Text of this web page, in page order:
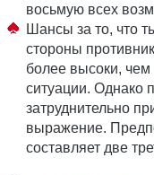
восьмую всех
Шансы за то, что
стороны
более высоки, чем
ситуации. Однако
затруднительно
выражение.
составляет две